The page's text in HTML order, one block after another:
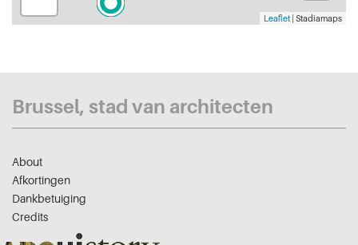
Leaflet | Stadiamaps
Brussel, stad van architecten
About
Afkortingen
Dankbetuiging
Credits